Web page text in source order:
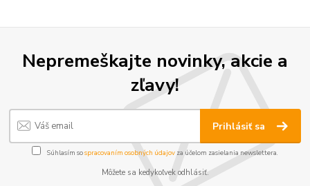
Nepremeškajte novinky, akcie a
zľavy!
Prihlásiť sa
Súhlasím sospracovaním osobných údajov za účelom zasielania newslettera.
Môžete sa kedykoľvek odhlásiť.